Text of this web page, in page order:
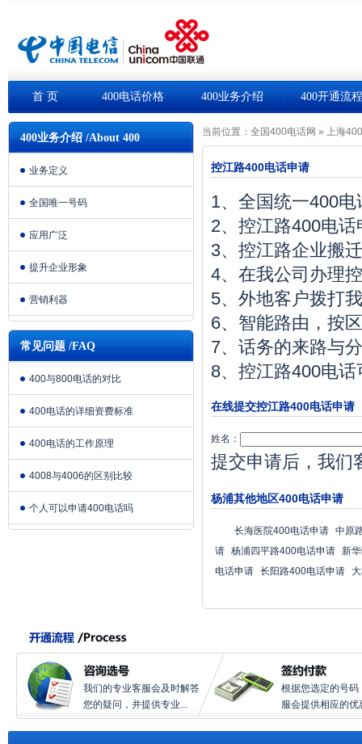
首 页 400电话价格 400业务介绍 400开通流程
400业务介绍 /About 400
业务定义
全国唯一号码
应用广泛
提升企业形象
营销利器
常见问题 /FAQ
400与800电话的对比
400电话的详细资费标准
400电话的工作原理
4008与4006的区别比较
个人可以申请400电话吗
当前位置： 全国400电话网 » 上海
控江路400电话申请
1、全国统一400
2、控江路400电
3、控江路企业搬
4、在我公司办理
5、外地客户拨打
6、智能路由，按
7、话务的来路与
8、控江路400电
在线提交控江路400电话申请
姓名：
提交申请后，我们
杨浦其他地区400电话申请
长海医院400电话申请 中原
请 杨浦四平路400电话申请 新
电话申请 长阳路400电话申请
我们的专业客服会及时解答
您的疑问，并提供专业...
根据您选定的号码
服会提供相应的优